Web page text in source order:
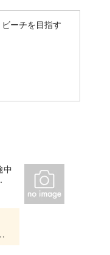
ーチを目指す
中
ありがとうございます。 またぜひ遊びにいらして下さい。